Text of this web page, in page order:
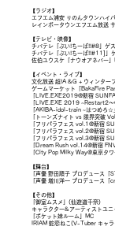
【ラジオ】
エフエム浦安 りのんタウンハ
レインボータウンエフエム放送
【テレビ・映像】
チバテレ「ぶい!ちーば!!#8」ゲ
チバテレ「ぶい!ちーば!!#11]」
佐伯ユウスケ「ナウオアネバー
【イベント・ライブ】
文化放送 超!A &G + ウィンター
ゲームマーケット「BakaFire
「LIVE.EXE2019@新宿
「LIVE.EXE 2019 ~Restart2
「AKIBA-idol-train ~はつめろ
「トーンズナイト vs 限界突破
「フリパラフェス vol.1@新宿
「フリパラフェス vol.2@新宿
「フリパラフェス vol.3@新宿
「Dream Rush vol.14@新宿
「City Pop Milky Way@東京タ
【舞台】
「声優 野田順子 プロデュース「
「声優 増川洋一 プロデュース「
【その他】
「御室ムスメ」(仙遊道千奈)
キャラクター&アーティストユ
「ポケット妹ルーム」MC
IRIAM 蛇恋ねこ(V-Tuber キャラ